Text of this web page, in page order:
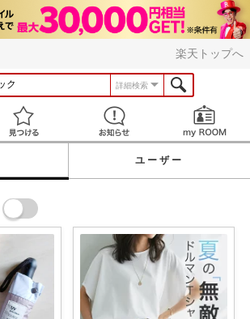
楽天トップへ
詳細検索
見つける お知らせ
ユーザー